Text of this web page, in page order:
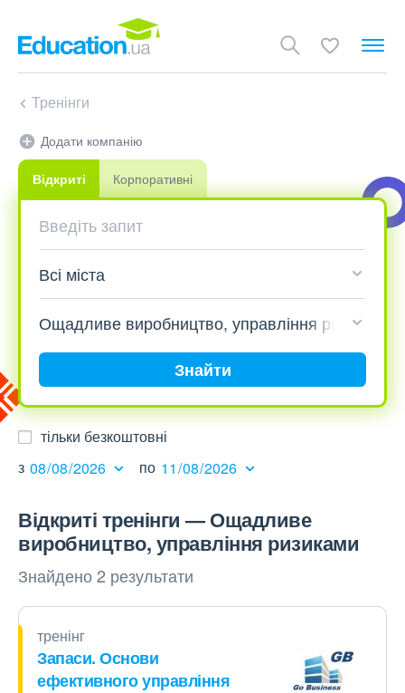
Тренінги
Відкриті Корпоративні
Додати компанію
Знайти
тільки безкоштовні
з
по
Відкриті тренінги — Ощадливе
виробництво, управління ризиками
Знайдено 2 результати
тренінг
Запаси. Основи
ефективного управління